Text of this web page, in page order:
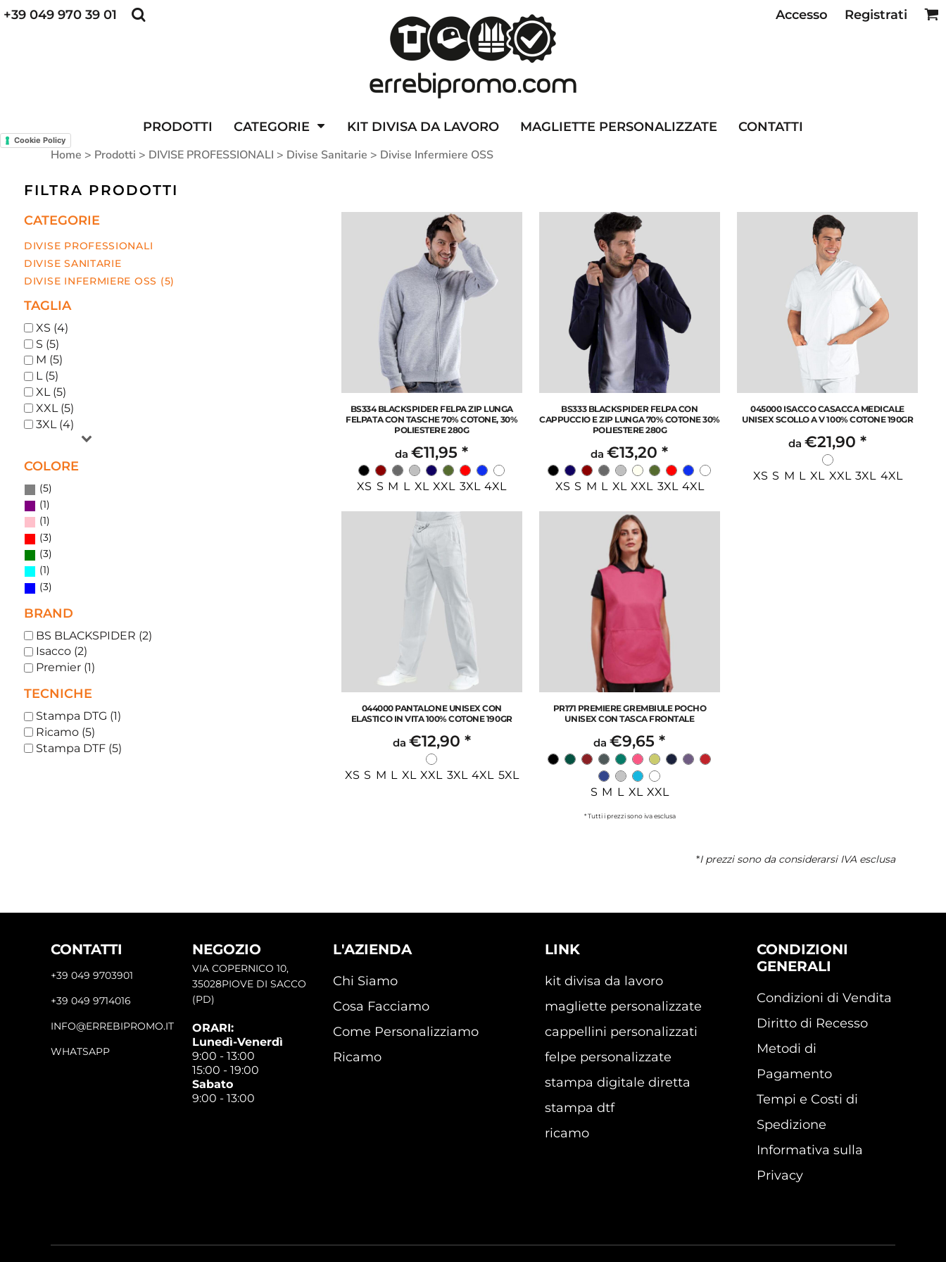
+39 049 970 39 01 Accesso Registrati
PRODOTTI CATEGORIE KIT DIVISA DA LAVORO MAGLIETTE PERSONALIZZATE CONTATTI
Cookie Policy
Home > Prodotti > DIVISE PROFESSIONALI > Divise Sanitarie > Divise Infermiere OSS
FILTRA PRODOTTI
CATEGORIE
DIVISE PROFESSIONALI
DIVISE SANITARIE
DIVISE INFERMIERE OSS (5)
TAGLIA
XS (4)
S (5)
M (5)
L (5)
XL (5)
XXL (5)
3XL (4)
COLORE
(5)
(1)
(1)
(3)
(3)
(1)
(3)
BRAND
BS BLACKSPIDER (2)
Isacco (2)
Premier (1)
TECNICHE
Stampa DTG (1)
Ricamo (5)
Stampa DTF (5)
BS334 BLACKSPIDER FELPA ZIP LUNGA
FELPATA CON TASCHE 70% COTONE, 30%
POLIESTERE 280G
da€11,95*
XS S M L XL XXL 3XL 4XL
BS333 BLACKSPIDER FELPA CON
CAPPUCCIO E ZIP LUNGA 70% COTONE 30%
POLIESTERE 280G
da€13,20*
XS S M L XL XXL 3XL 4XL
045000 ISACCO CASACCA MEDICALE
UNISEX SCOLLO A V 100% COTONE 190GR
da€21,90*
XS S M L XL XXL 3XL 4XL
044000 PANTALONE UNISEX CON
ELASTICO IN VITA 100% COTONE 190GR
da €12,90 *
XS S M L XL XXL 3XL 4XL 5XL
PR171 PREMIERE GREMBIULE POCHO
UNISEX CON TASCA FRONTALE
da€9,65*
S M L XL XXL
* Tutti i prezzi sono iva esclusa
*I prezzi sono da considerarsi IVA esclusa
CONTATTI
+39 049 9703901
+39 049 9714016
INFO@ERREBIPROMO.IT
WHATSAPP
NEGOZIO
VIA COPERNICO 10,
35028PIOVE DI SACCO
(PD)
ORARI:
Lunedì-Venerdì
9:00 - 13:00
15:00 - 19:00
Sabato
9:00 - 13:00
L'AZIENDA
Chi Siamo
Cosa Facciamo
Come Personalizziamo
Ricamo
LINK
kit divisa da lavoro
magliette personalizzate
cappellini personalizzati
felpe personalizzate
stampa digitale diretta
stampa dtf
ricamo
CONDIZIONI
GENERALI
Condizioni di Vendita
Diritto di Recesso
Metodi di
Pagamento
Tempi e Costi di
Spedizione
Informativa sulla
Privacy
PRODOTTI
MAGLIETTE PERSONALIZZATE
CONTATTI
ACCESSO
REGISTRATI
CARRELLO: 0 ARTICOLO
POLO PERSONALIZZATE
DIVISE RISTORAZIONE
POLO PERSONALIZZATE CAPPELLINI PERSONALIZZATI ALTA VISIBILITA'